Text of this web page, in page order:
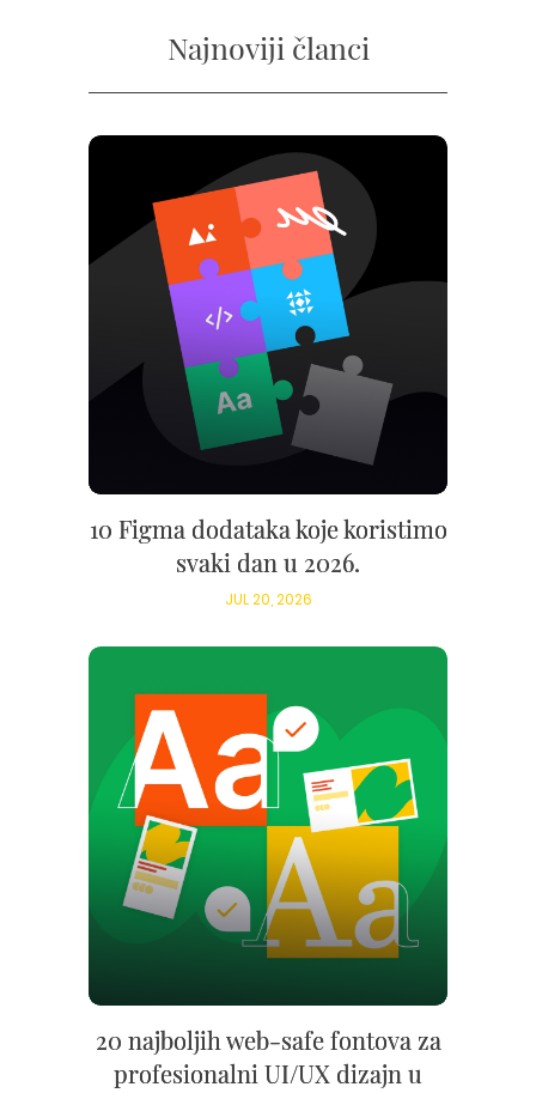
Najnoviji članci
10 Figma dodataka koje koristimo
svaki dan u 2026.
JUL 20, 2026
20 najboljih web-safe fontova za
profesionalni UI/UX dizajn u